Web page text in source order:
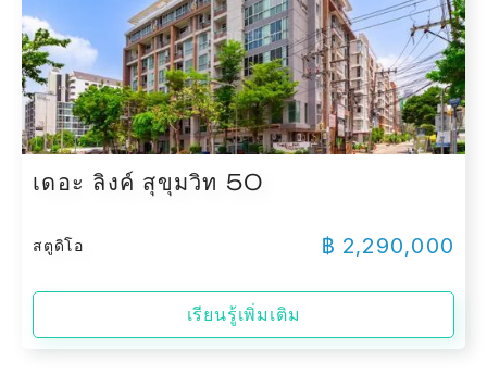
เดอะ ลิงค์ สุขุมวิท 50
สตูดิโอ ฿ 2,290,000
เรียนรู้เพิ่มเติม